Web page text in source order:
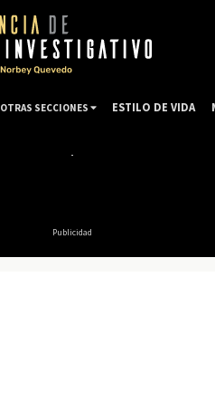
Publicidad
OTRAS SECCIONES ESTILO DE VIDA